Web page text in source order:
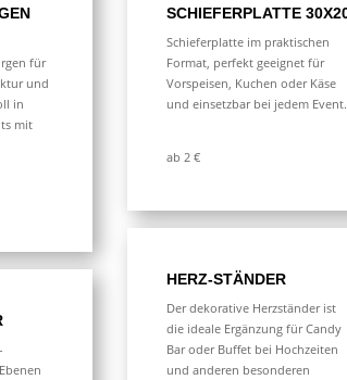
für
und
in
mit
SCHIEFERPLATTE
Schieferplatte im praktischen
Format, perfekt geeignet für
Vorspeisen, Kuchen oder Käse
und einsetzbar bei jedem Event.
ab 2 €
HERZ-STÄNDER
Der dekorative Herzständer ist
die ideale Ergänzung für Candy
Bar oder Buffet bei Hochzeiten
und anderen besonderen